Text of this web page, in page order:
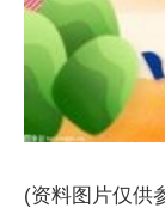
(资料图片仅供